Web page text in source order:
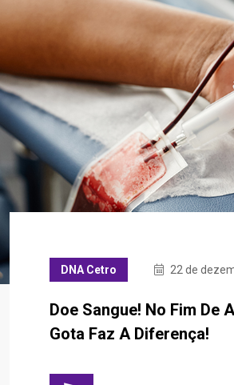
DNA Cetro 22 de
Doe Sangue! No Fim De
Gota Faz A Diferença!